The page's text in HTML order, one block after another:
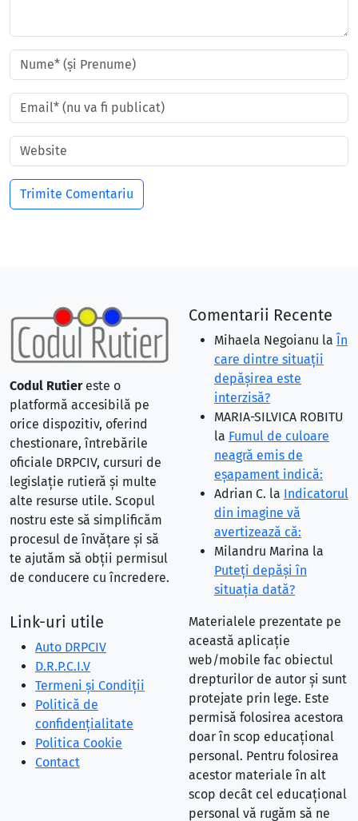
Codul Rutiereste o
platformă accesibilă pe
orice dispozitiv, oferind
chestionare, întrebările
oficiale DRPCIV, cursuri de
legislație rutieră și multe
alte resurse utile. Scopul
nostru este să simplificăm
procesul de învățare și să
te ajutăm să obții permisul
de conducere cu încredere.
Comentarii Recente
Mihaela Negoianu la În
care dintre situaţii
depăşirea este
interzisă?
MARIA-SILVICA ROBITU
la Fumul de culoare
neagră emis de
eşapament indică:
Adrian C. la Indicatorul
din imagine vă
avertizează că:
Milandru Marina la
Puteţi depăşi în
situaţia dată?
Link-uri utile
Auto DRPCIV
D.R.P.C.I.V
Termeni și Condiții
Politică de
confidențialitate
Politica Cookie
Contact
Materialele prezentate pe
această aplicație
web/mobile fac obiectul
drepturilor de autor și sunt
protejate prin lege. Este
permisă folosirea acestora
doar în scop educațional
personal. Pentru folosirea
acestor materiale în alt
scop decât cel educațional
personal vă rugăm să ne